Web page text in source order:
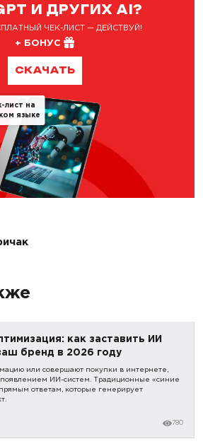
И ДРУГИХ AI?
ЧЕК-ЛИСТ — ДЕЙСТВУЙ!
+ БОНУС
СКАЧАТЬ
лист на
языке
как заставить ИИ
бренд в 2026 году
или совершают покупки в интернете,
появлением ИИ-систем. Традиционные «синие
ответам, которые генерирует
780